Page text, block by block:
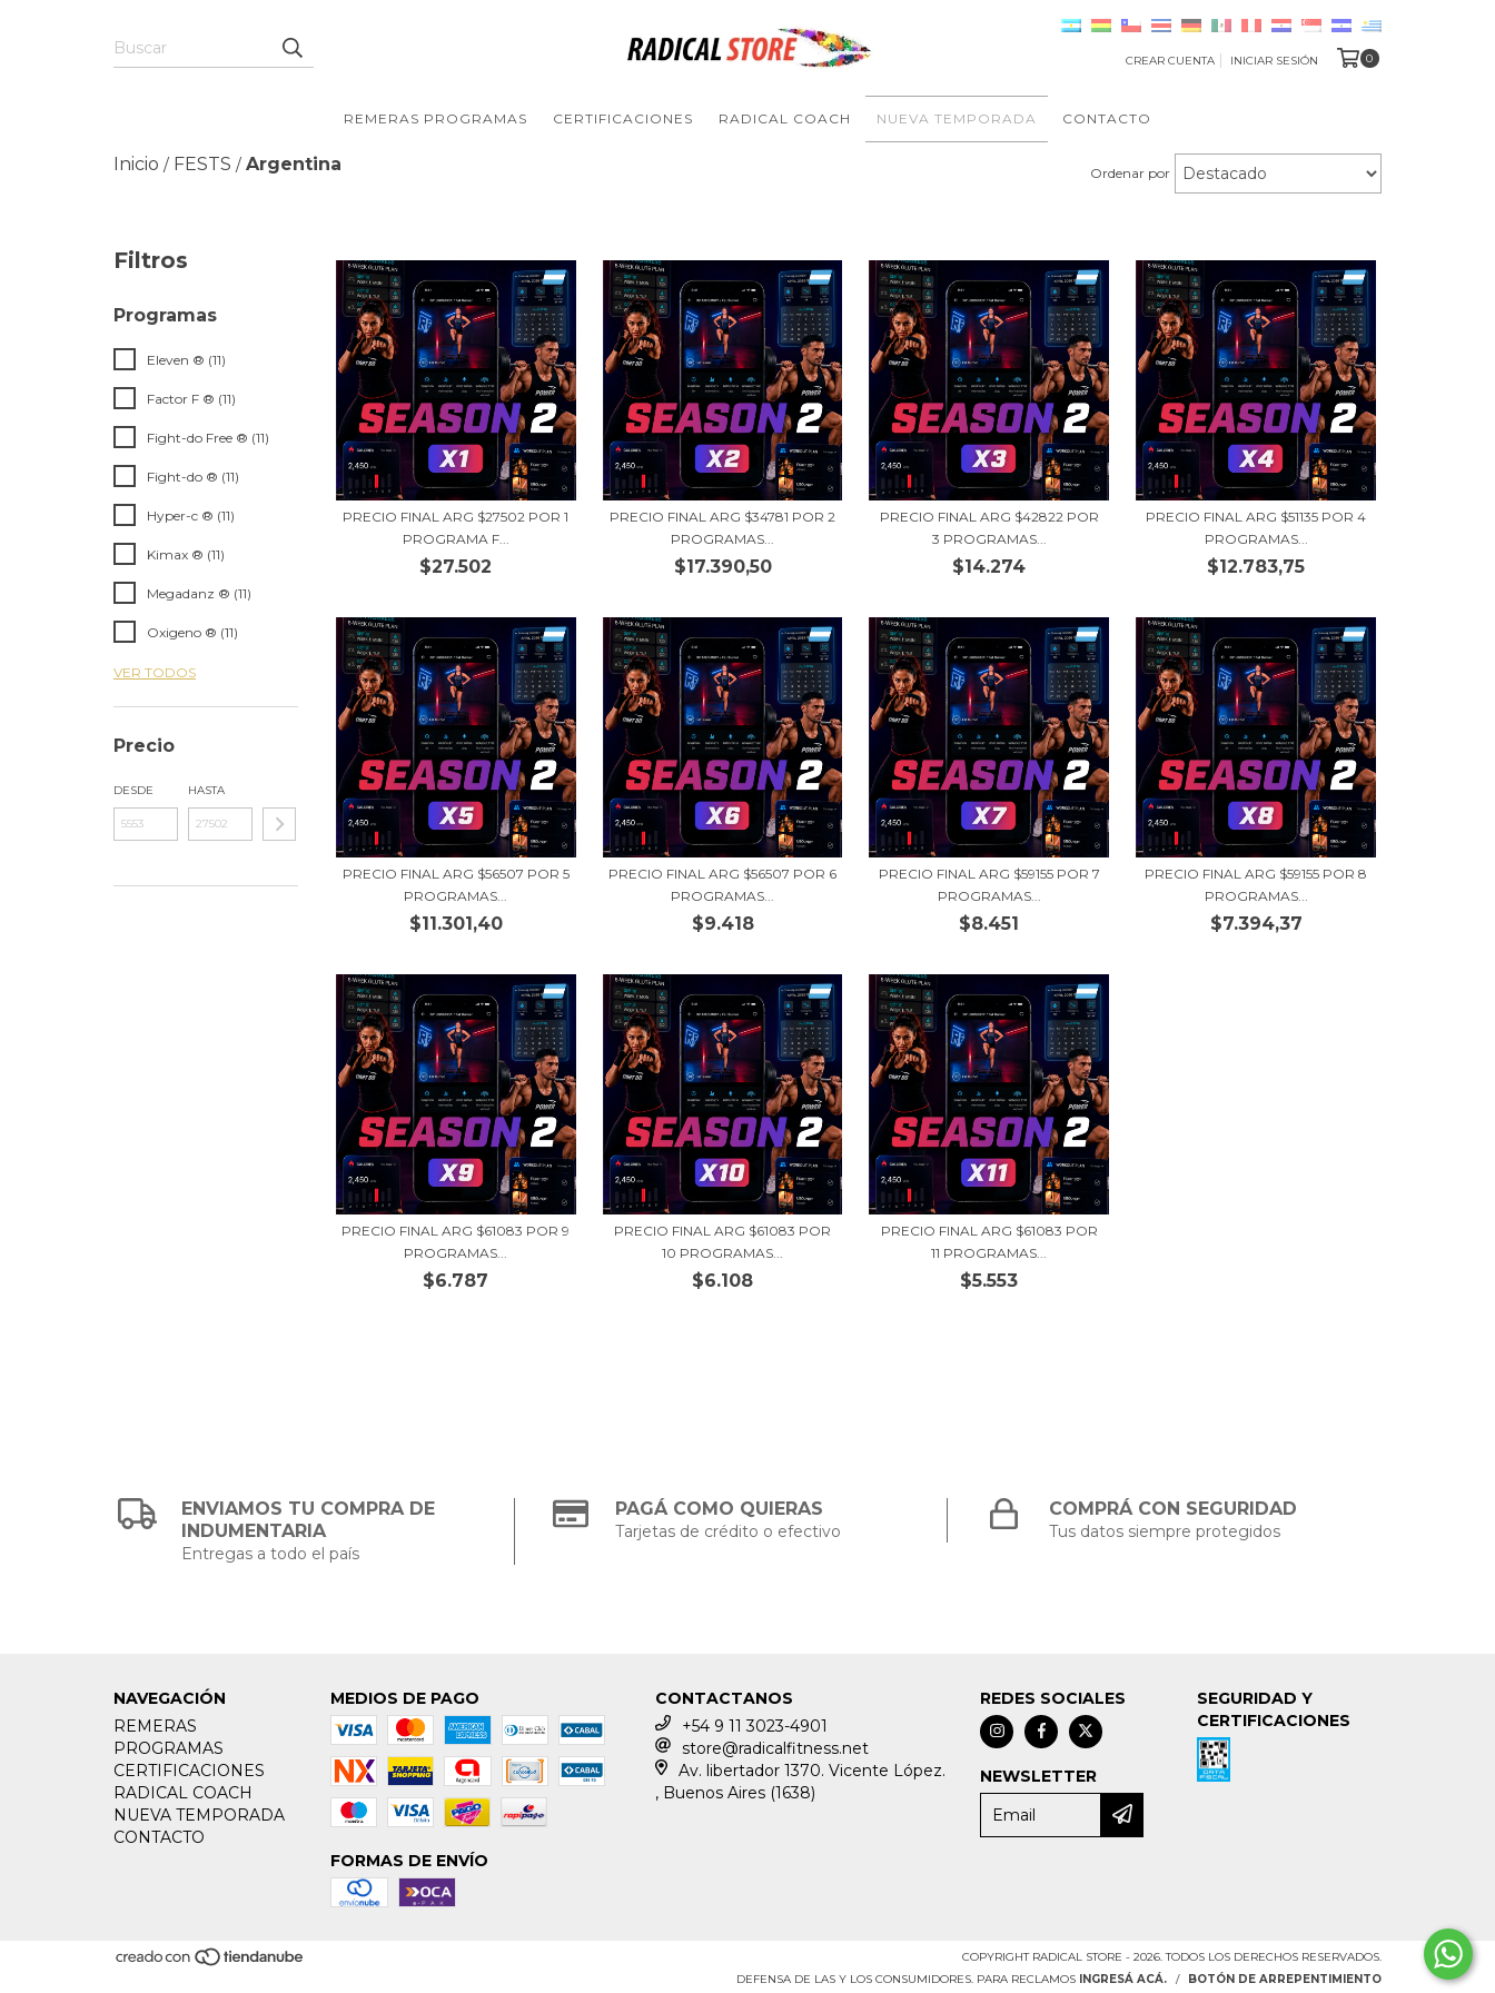
CREAR CUENTA INICIAR SESIÓN 0
REMERAS PROGRAMAS CERTIFICACIONES RADICAL COACH NUEVA TEMPORADA CONTACTO
Inicio / FESTS / Argentina Ordenar por
Filtros
Programas
Eleven ® (11)
Factor F ® (11)
Fight-do Free ® (11)
Fight-do ® (11)
Hyper-c ® (11)
Kimax ® (11)
Megadanz ® (11)
Oxigeno ® (11)
VER TODOS
Precio
DESDE HASTA
PRECIO FINAL ARG $27502 POR 1
PROGRAMA F...
$27.502
PRECIO FINAL ARG $34781 POR 2
PROGRAMAS...
$17.390,50
PRECIO FINAL ARG $42822 POR
3 PROGRAMAS...
$14.274
PRECIO FINAL ARG $51135 POR 4
PROGRAMAS...
$12.783,75
PRECIO FINAL ARG $56507 POR 5
PROGRAMAS...
$11.301,40
PRECIO FINAL ARG $56507 POR 6
PROGRAMAS...
$9.418
PRECIO FINAL ARG $59155 POR 7
PROGRAMAS...
$8.451
PRECIO FINAL ARG $59155 POR 8
PROGRAMAS...
$7.394,37
PRECIO FINAL ARG $61083 POR 9
PROGRAMAS...
$6.787
PRECIO FINAL ARG $61083 POR
10 PROGRAMAS...
$6.108
PRECIO FINAL ARG $61083 POR
11 PROGRAMAS...
$5.553
ENVIAMOS TU COMPRA DE
INDUMENTARIA
Entregas a todo el país
PAGÁ COMO QUIERAS
Tarjetas de crédito o efectivo
COMPRÁ CON SEGURIDAD
Tus datos siempre protegidos
NAVEGACIÓN
REMERAS
PROGRAMAS
CERTIFICACIONES
RADICAL COACH
NUEVA TEMPORADA
CONTACTO
MEDIOS DE PAGO
FORMAS DE ENVÍO
CONTACTANOS
+54 9 11 3023-4901
store@radicalfitness.net
Av. libertador 1370. Vicente López.
, Buenos Aires (1638)
REDES SOCIALES
NEWSLETTER
SEGURIDAD Y
CERTIFICACIONES
COPYRIGHT RADICAL STORE - 2026. TODOS LOS DERECHOS RESERVADOS.
DEFENSA DE LAS Y LOS CONSUMIDORES. PARA RECLAMOS INGRESÁ ACÁ. / BOTÓN DE ARREPENTIMIENTO